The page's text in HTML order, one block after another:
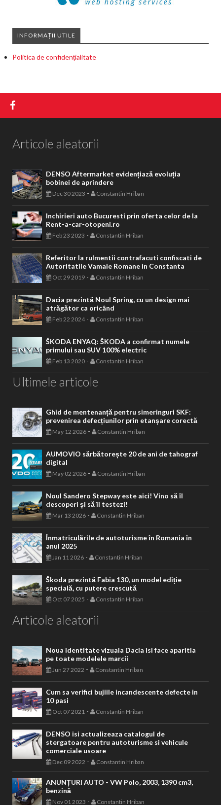
INFORMAȚII UTILE
Politica de confidențialitate
Articole aleatorii
DENSO Aftermarket evidențiază evoluția
bobinei de aprindere
Dec 30 2023 - Constantin Hriban
Inchirieri auto Bucuresti prin oferta celor de la
Rent-a-car-otopeni.ro
Feb 23 2023 - Constantin Hriban
Referitor la rulmentii contrafacuti confiscati de
Autoritatile Vamale Romane in Constanta
Oct 29 2019 - Constantin Hriban
Dacia prezintă Noul Spring, cu un design mai
atrăgător ca oricând
Feb 22 2024- Constantin Hriban
ŠKODA ENYAQ: ŠKODA a confirmat numele
primului sau SUV 100% electric
Feb 13 2020 - Constantin Hriban
Ultimele articole
Ghid de mentenanță pentru simeringuri SKF:
prevenirea defecțiunilor prin etanșare corectă
May 12 2026 - Constantin Hriban
AUMOVIO sărbătorește 20 de ani de tahograf
digital
May 02 2026 - Constantin Hriban
Noul Sandero Stepway este aici! Vino să îl
descoperi și să îl testezi!
Mar 13 2026 - Constantin Hriban
Înmatriculările de autoturisme în Romania în
anul 2025
Jan 11 2026 - Constantin Hriban
Škoda prezintă Fabia 130, un model ediție
specială, cu putere crescută
Oct 07 2025 - Constantin Hriban
Articole aleatorii
Noua identitate vizuala Dacia isi face aparitia
pe toate modelele marcii
Jun 27 2022 - Constantin Hriban
Cum sa verifici bujiile incandescente defecte in
10 pasi
Oct 07 2021 - Constantin Hriban
DENSO isi actualizeaza catalogul de
stergatoare pentru autoturisme si vehicule
comerciale usoare
Dec 09 2022 - Constantin Hriban
ANUNȚURI AUTO - VW Polo, 2003, 1390 cm3,
benzină
Nov 01 2023 - Constantin Hriban